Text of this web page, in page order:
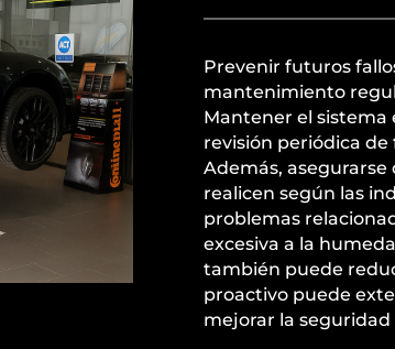
Prevenir futuros
mantenimiento
Mantener el sistema
revisión periódica
Además, asegurarse
realicen según las
problemas
excesiva a la
también puede
proactivo puede
mejorar la seguridad